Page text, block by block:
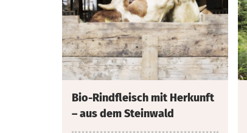
Bio-Rindfleisch mit Herkunft
– aus dem Steinwald